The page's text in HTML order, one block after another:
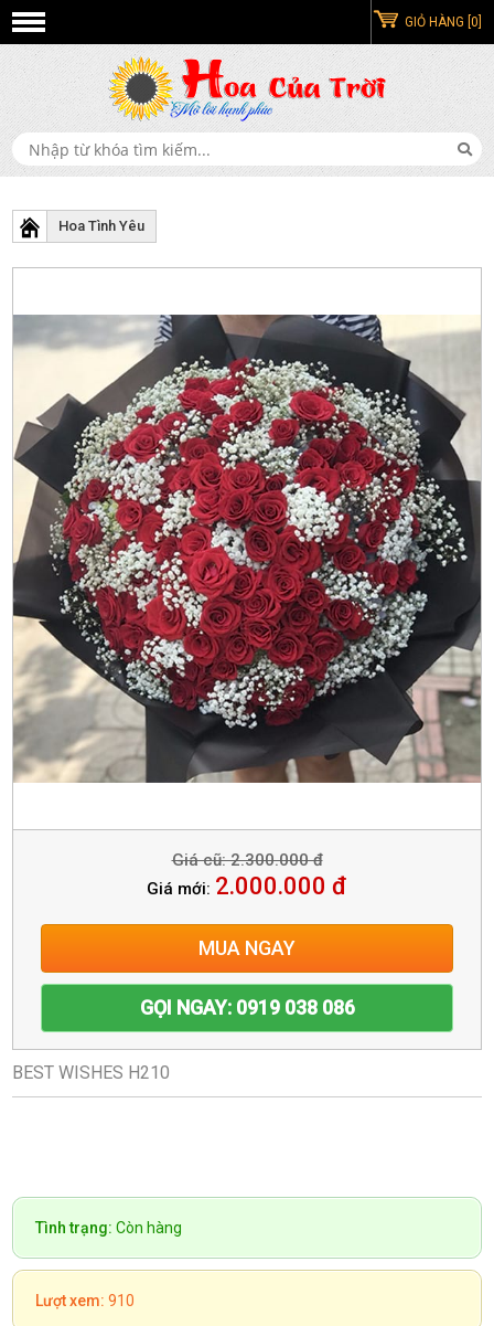
GIỎ HÀNG [0]
Hoa Tình Yêu
Giá cũ: 2.300.000 đ
Giá mới: 2.000.000 đ
MUA NGAY
GỌI NGAY: 0919 038 086
BEST WISHES H210
Tình trạng: Còn hàng
Lượt xem: 910